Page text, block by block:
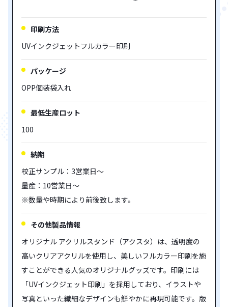
印刷方法
UVインクジェットフルカラー印刷
パッケージ
OPP個装袋入れ
最低生産ロット
100
納期
校正サンプル：3営業日～
量産：10営業日～
※数量や時期により前後致します。
その他製品情報
オリジナル アクリルスタンド（アクスタ）は、透明度の
高いクリアアクリルを使用し、美しいフルカラー印刷を施
すことができる人気のオリジナルグッズです。印刷には
「UVインクジェット印刷」を採用しており、イラストや
写真といった繊細なデザインも鮮やかに再現可能です。版